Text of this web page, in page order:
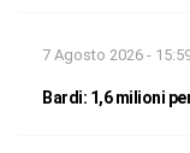
7 Agosto 2026 -
Bardi: 1,6 milioni